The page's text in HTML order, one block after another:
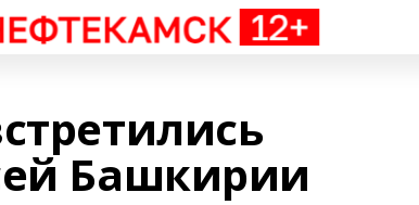
Башкирии